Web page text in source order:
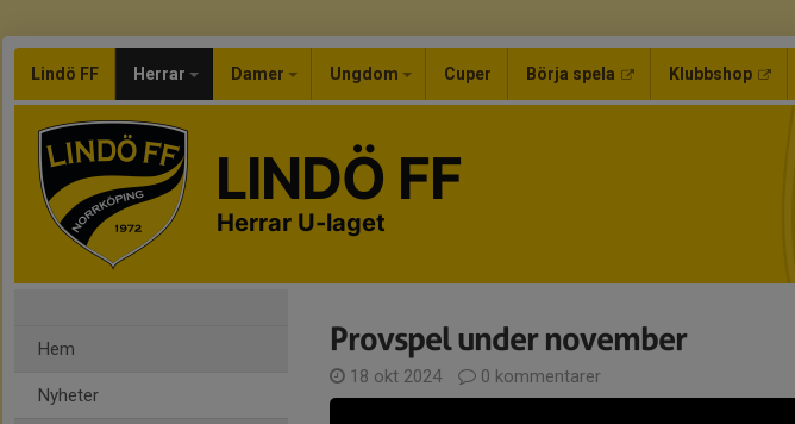
Lindö FF Herrar Damer Ungdom Cuper Börja spela Klubbshop
LINDÖ FF
Herrar U-laget
Hem
Nyheter
Provspel under november
18 okt 2024 0 kommentarer